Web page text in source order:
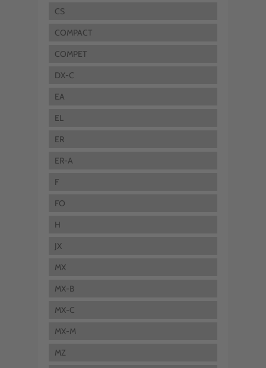
CS
COMPACT
COMPET
DX-C
EA
EL
ER
ER-A
F
FO
H
JX
MX
MX-B
MX-C
MX-M
MZ